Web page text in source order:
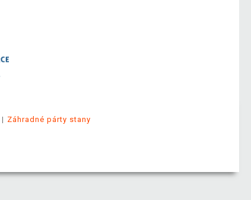
Záhradné párty stany